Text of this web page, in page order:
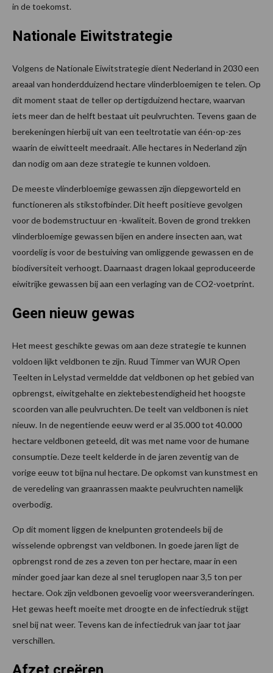
in de toekomst.
Nationale Eiwitstrategie
Volgens de Nationale Eiwitstrategie dient Nederland in 2030 een
areaal van honderdduizend hectare vlinderbloemigen te telen. Op
dit moment staat de teller op dertigduizend hectare, waarvan
iets meer dan de helft bestaat uit peulvruchten. Tevens gaan de
berekeningen hierbij uit van een teeltrotatie van één-op-zes
waarin de eiwitteelt meedraait. Alle hectares in Nederland zijn
dan nodig om aan deze strategie te kunnen voldoen.
De meeste vlinderbloemige gewassen zijn diepgeworteld en
functioneren als stikstofbinder. Dit heeft positieve gevolgen
voor de bodemstructuur en -kwaliteit. Boven de grond trekken
vlinderbloemige gewassen bijen en andere insecten aan, wat
voordelig is voor de bestuiving van omliggende gewassen en de
biodiversiteit verhoogt. Daarnaast dragen lokaal geproduceerde
eiwitrijke gewassen bij aan een verlaging van de CO2-voetprint.
Geen nieuw gewas
Het meest geschikte gewas om aan deze strategie te kunnen
voldoen lijkt veldbonen te zijn. Ruud Timmer van WUR Open
Teelten in Lelystad vermeldde dat veldbonen op het gebied van
opbrengst, eiwitgehalte en ziektebestendigheid het hoogste
scoorden van alle peulvruchten. De teelt van veldbonen is niet
nieuw. In de negentiende eeuw werd er al 35.000 tot 40.000
hectare veldbonen geteeld, dit was met name voor de humane
consumptie. Deze teelt kelderde in de jaren zeventig van de
vorige eeuw tot bijna nul hectare. De opkomst van kunstmest en
de veredeling van graanrassen maakte peulvruchten namelijk
overbodig.
Op dit moment liggen de knelpunten grotendeels bij de
wisselende opbrengst van veldbonen. In goede jaren ligt de
opbrengst rond de zes a zeven ton per hectare, maar in een
minder goed jaar kan deze al snel teruglopen naar 3,5 ton per
hectare. Ook zijn veldbonen gevoelig voor weersveranderingen.
Het gewas heeft moeite met droogte en de infectiedruk stijgt
snel bij nat weer. Tevens kan de infectiedruk van jaar tot jaar
verschillen.